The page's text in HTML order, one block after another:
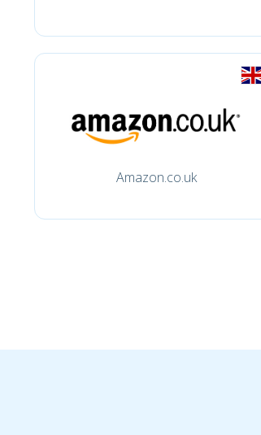
Amazon.co.uk